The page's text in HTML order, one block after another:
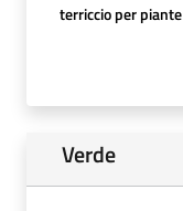
terriccio per piante
Verde